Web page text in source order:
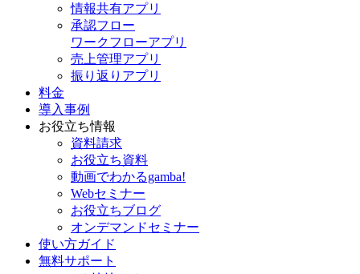
情報共有アプリ
承認フロー
ワークフローアプリ
売上管理アプリ
振り返りアプリ
料金
導入事例
お役立ち情報
資料請求
お役立ち資料
動画でわかるgamba!
Webセミナー
お役立ちブログ
オンデマンドセミナー
使い方ガイド
無料サポート